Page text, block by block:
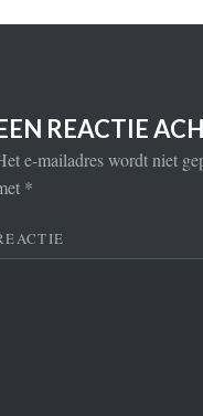
REACTIE
e-mailadres wordt niet
*